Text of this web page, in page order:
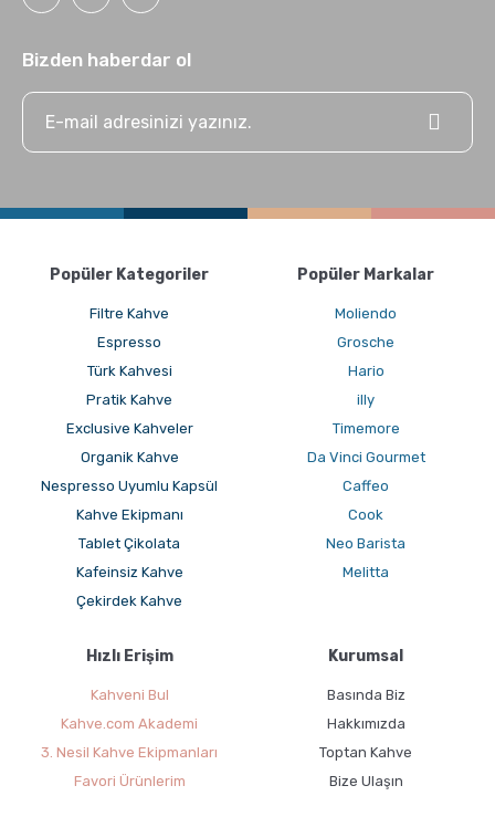
GROSCHE French Press'ler ile Cold Brew Nasıl
Bizden haberdar ol
Popüler Kategoriler
Filtre Kahve
Espresso
Türk Kahvesi
Pratik Kahve
Exclusive Kahveler
Organik Kahve
Nespresso Uyumlu Kapsül
Kahve Ekipmanı
Tablet Çikolata
Kafeinsiz Kahve
Çekirdek Kahve
Popüler Markalar
Moliendo
Grosche
Hario
illy
Timemore
Da Vinci Gourmet
Caffeo
Cook
Neo Barista
Melitta
Hızlı Erişim
Kahveni Bul
Kahve.com Akademi
3. Nesil Kahve Ekipmanları
Favori Ürünlerim
Kurumsal
Basında Biz
Hakkımızda
Toptan Kahve
Bize Ulaşın